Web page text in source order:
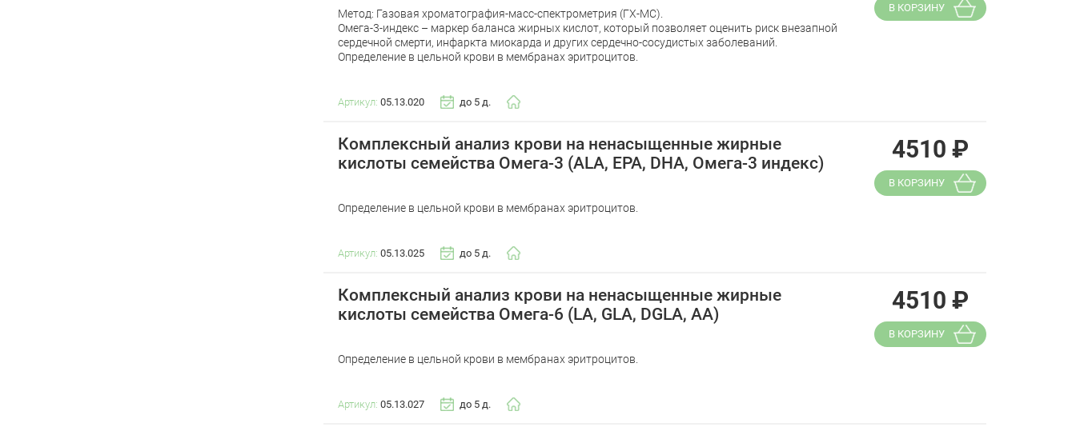
Метод: Газовая хроматография-масс-спектрометрия (ГХ-МС).
Омега-3-индекс – маркер баланса жирных кислот, который позволяет оценить риск внезапной
сердечной смерти, инфаркта миокарда и других сердечно-сосудистых заболеваний.
Определение в цельной крови в мембранах эритроцитов.
Артикул: 05.13.020 до 5 д.
В КОРЗИНУ
Комплексный анализ крови на ненасыщенные жирные
кислоты семейства Омега-3 (ALA, EPA, DHA, Омега-3 индекс)
Определение в цельной крови в мембранах эритроцитов.
Артикул: 05.13.025 до 5 д.
4510 ₽
В КОРЗИНУ
Комплексный анализ крови на ненасыщенные жирные
кислоты семейства Омега-6 (LA, GLA, DGLA, AA)
Определение в цельной крови в мембранах эритроцитов.
Артикул: 05.13.027 до 5 д.
4510 ₽
В КОРЗИНУ